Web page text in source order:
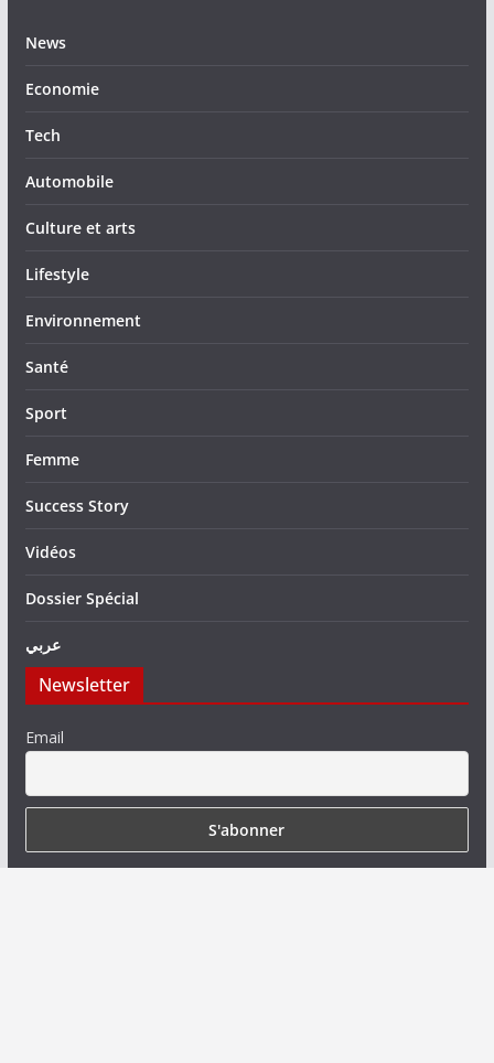
News
Economie
Tech
Automobile
Culture et arts
Lifestyle
Environnement
Santé
Sport
Femme
Success Story
Vidéos
Dossier Spécial
عربي
Newsletter
Email